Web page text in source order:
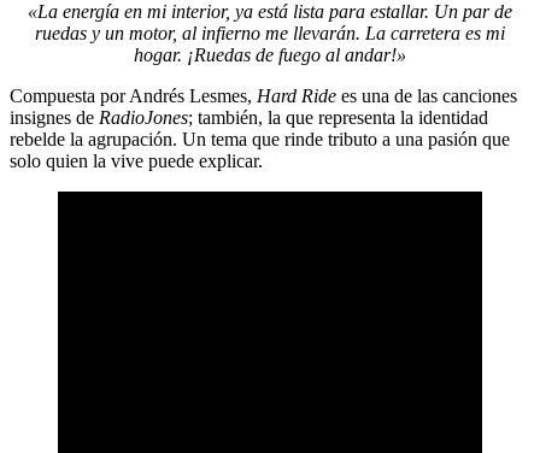
«La energía en mi interior, ya está lista para estallar. Un par de
ruedas y un motor, al infierno me llevarán. La carretera es mi
hogar. ¡Ruedas de fuego al andar!»
Compuesta por Andrés Lesmes, Hard Ride es una de las canciones
insignes de RadioJones; también, la que representa la identidad
rebelde la agrupación. Un tema que rinde tributo a una pasión que
solo quien la vive puede explicar.